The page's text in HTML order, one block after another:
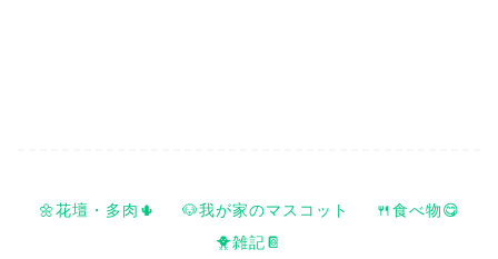
🌼花壇・多肉🌵 🐶我が家のマスコット
🍴食べ物😋
🐥雑記📔